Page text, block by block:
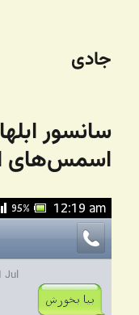
جادی
سانسور
اسمس‌های